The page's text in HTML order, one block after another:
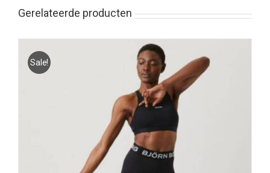
Gerelateerde producten
Sale!